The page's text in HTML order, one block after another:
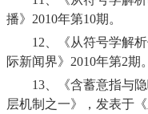
播》 2010年第10期。
12、
《从符号学解
际新闻界》 2010年第2期
13、
《含蓄意指与
层机制之一》，发表于《